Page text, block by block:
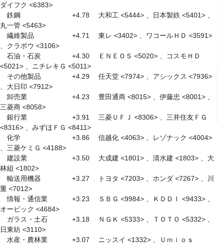
ダイフク <6383>
鉄鋼　　　　　　 　 +4.78 　大和工 <5444> 、日本製鉄 <5401> 、
丸一管 <5463>
繊維製品　　　　 　 +4.71 　東レ <3402> 、ワコールＨＤ <3591>
、クラボウ <3106>
石油・石炭　　　 　 +4.30 　ＥＮＥＯＳ <5020> 、コスモＨＤ
<5021> 、ニチレキＧ <5011>
その他製品　　　 　 +4.29 　任天堂 <7974> 、アシックス <7936>
、大日印 <7912>
卸売業　　　　　 　 +4.23 　豊田通商 <8015> 、伊藤忠 <8001> 、
三菱商 <8058>
銀行業　　　　　 　 +3.91 　三菱ＵＦＪ <8306> 、三井住友ＦＧ
<8316> 、みずほＦＧ <8411>
化学　　　　　　 　 +3.86 　信越化 <4063> 、レゾナック <4004>
、三菱ケミＧ <4188>
建設業　　　　　 　 +3.50 　大成建 <1801> 、清水建 <1803> 、大
林組 <1802>
輸送用機器　　　 　 +3.27 　トヨタ <7203> 、ホンダ <7267> 、川
重 <7012>
情報・通信業　　 　 +3.23 　ＳＢＧ <9984> 、ＫＤＤＩ <9433> 、
オービック <4684>
ガラス・土石　　 　 +3.18 　ＮＧＫ <5333> 、ＴＯＴＯ <5332> 、
日東紡 <3110>
水産・農林業　　 　 +3.07 　ニッスイ <1332> 、Ｕｍｉｏｓ